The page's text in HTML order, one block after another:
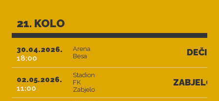
21. KOLO
30.04.2026.
18:00
Arena
Besa
DEČIĆ
02.05.2026.
11:00
Stadion
FK
Zabjelo
ZABJELO